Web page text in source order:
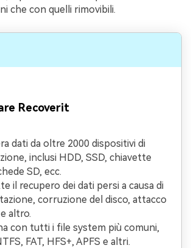
che con quelli rimovibili.
Recoverit
dati da oltre 2000 dispositivi di
inclusi HDD, SSD, chiavette
SD, ecc.
il recupero dei dati persi a causa di
corruzione del disco, attacco
altro.
con tutti i file system più comuni,
FAT, HFS+, APFS e altri.